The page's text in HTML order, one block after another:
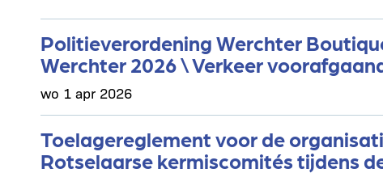
Politieverordening Werchter
Werchter 2026 \ Verkeer
wo 1 apr 2026
Toelagereglement voor de
Rotselaarse kermiscomités tijdens